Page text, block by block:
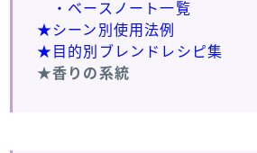
・ベースノート一覧
★シーン別使用法例
★目的別ブレンドレシピ集
★香りの系統